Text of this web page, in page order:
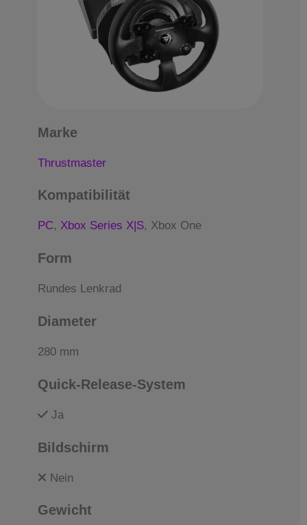
Marke
Thrustmaster
Kompatibilität
PC, Xbox Series X|S, Xbox One
Form
Rundes Lenkrad
Diameter
280 mm
Quick-Release-System
Ja
Bildschirm
Nein
Gewicht